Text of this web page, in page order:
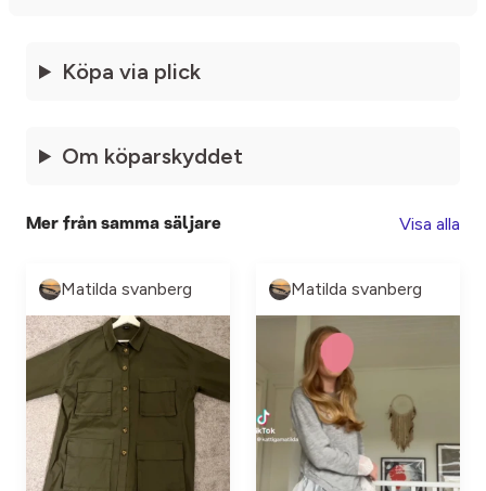
Köpa via plick
Om köparskyddet
Mer från samma säljare Visa alla
Matilda svanberg Matilda svanberg